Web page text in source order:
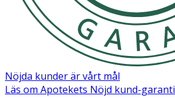
Nöjda kunder är vårt mål
Läs om Apotekets Nöjd kund-garanti